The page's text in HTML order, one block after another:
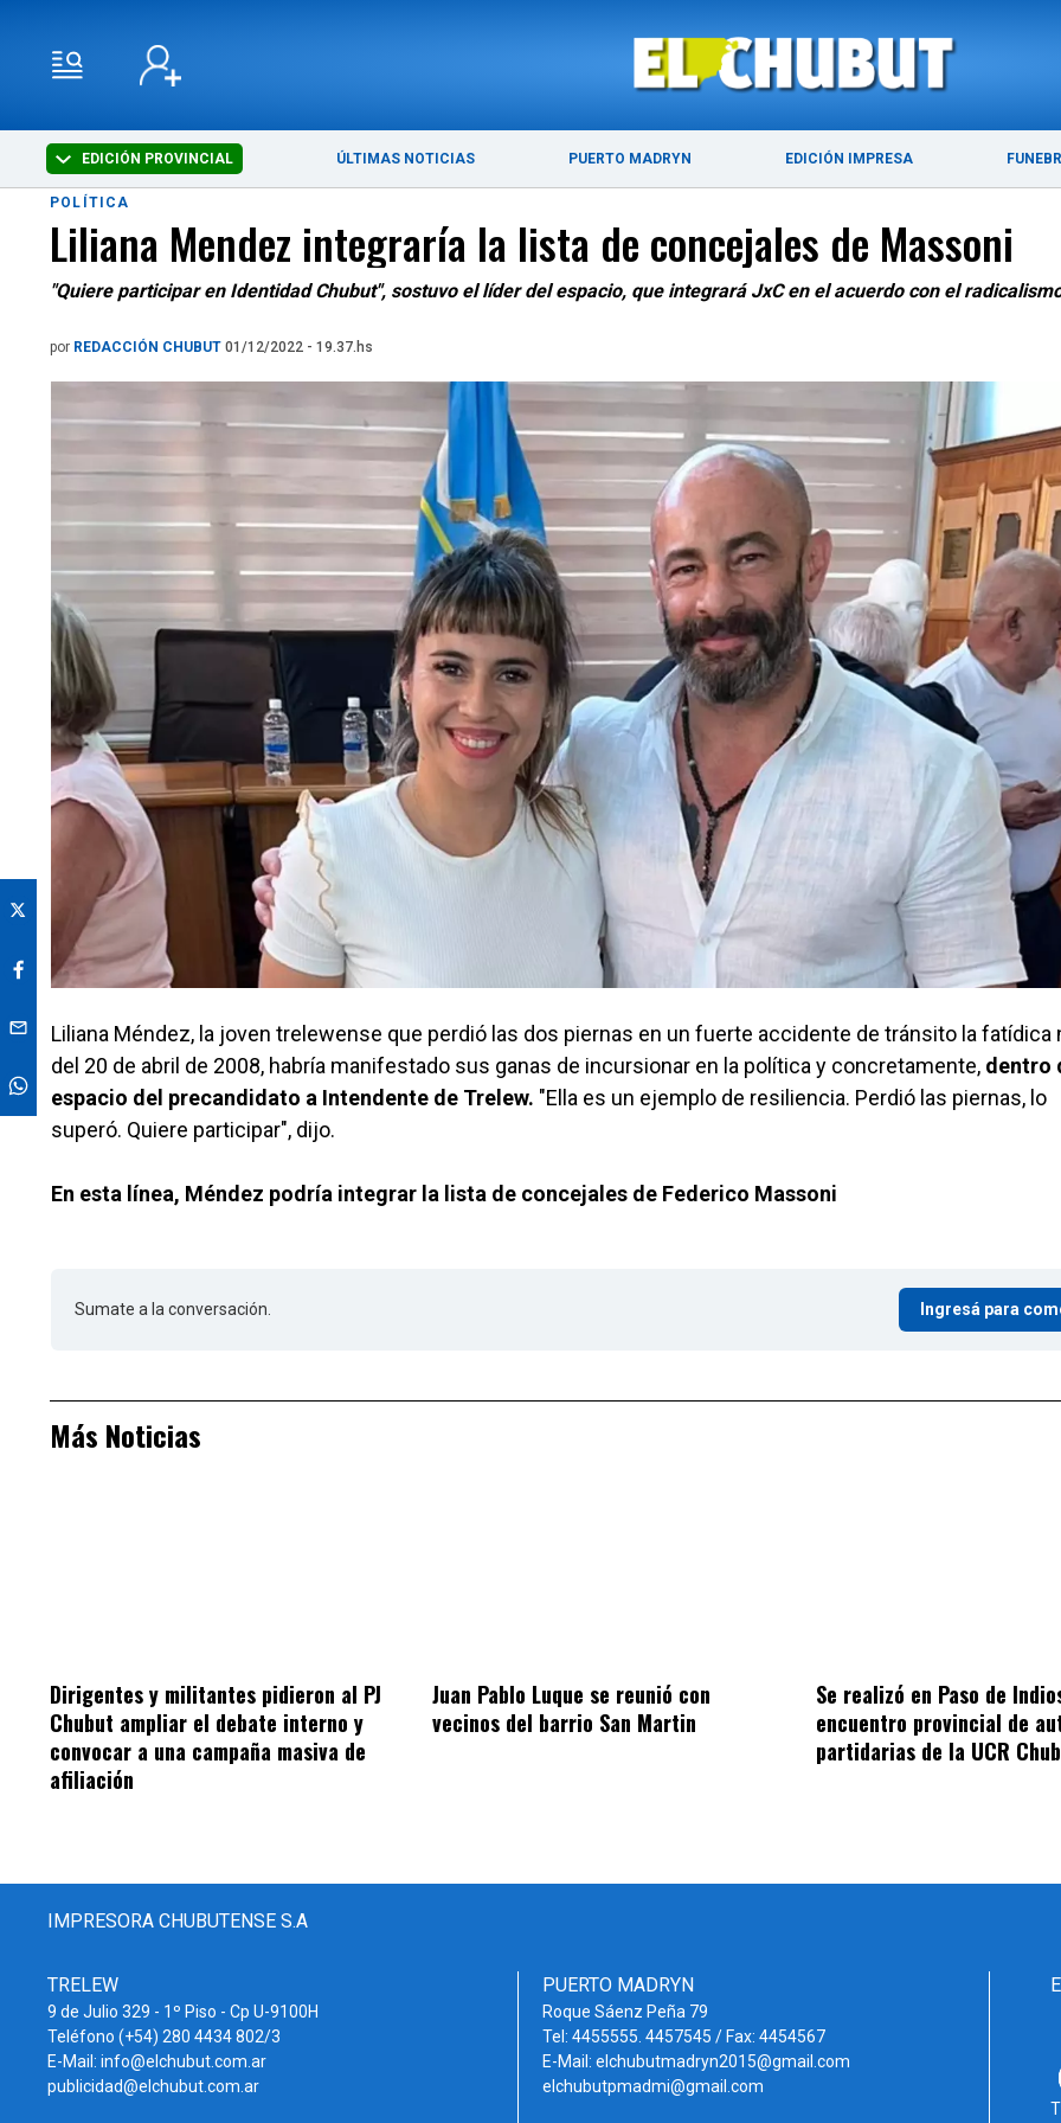
EDICIÓN PROVINCIAL ÚLTIMAS NOTICIAS PUERTO MADRYN EDICIÓN IMPRESA
ÚLTIMAS NOTICIAS PUERTO MADRYN
POLÍTICA
Liliana Mendez integraría la lista de concejales de Massoni
"Quiere participar en Identidad Chubut", sostuvo el líder del espacio, que integrará JxC en el acuerdo con el
por REDACCIÓN CHUBUT 01/12/2022 - 19.37.hs
Liliana Méndez, la joven trelewense que perdió las dos piernas en un fuerte accidente de tránsito la fatídica
del 20 de abril de 2008, habría manifestado sus ganas de incursionar en la política y concretamente, dentro
espacio del precandidato a Intendente de Trelew. "Ella es un ejemplo de resiliencia. Perdió las piernas, lo
superó. Quiere participar", dijo.
En esta línea, Méndez podría integrar la lista de concejales de Federico Massoni
Sumate a la conversación. Ingresá para
Más Noticias
Dirigentes y militantes pidieron al PJ
Chubut ampliar el debate interno y
convocar a una campaña masiva de
afiliación
Juan Pablo Luque se reunió con
vecinos del barrio San Martin
Se realizó en Paso de
encuentro provincial de
partidarias de la UCR
IMPRESORA CHUBUTENSE S.A
TRELEW
9 de Julio 329 - 1º Piso - Cp U-9100H
Teléfono (+54) 280 4434 802/3
E-Mail: info@elchubut.com.ar
publicidad@elchubut.com.ar
PUERTO MADRYN
Roque Sáenz Peña 79
Tel: 4455555. 4457545 / Fax: 4454567
E-Mail: elchubutmadryn2015@gmail.com
elchubutpmadmi@gmail.com